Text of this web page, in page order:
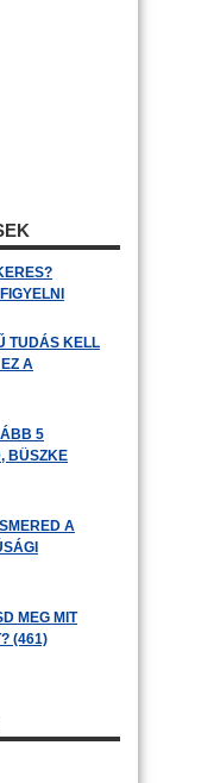
TUDÁS KELL
A
5
BÜSZKE
A
MEG MIT
(461)